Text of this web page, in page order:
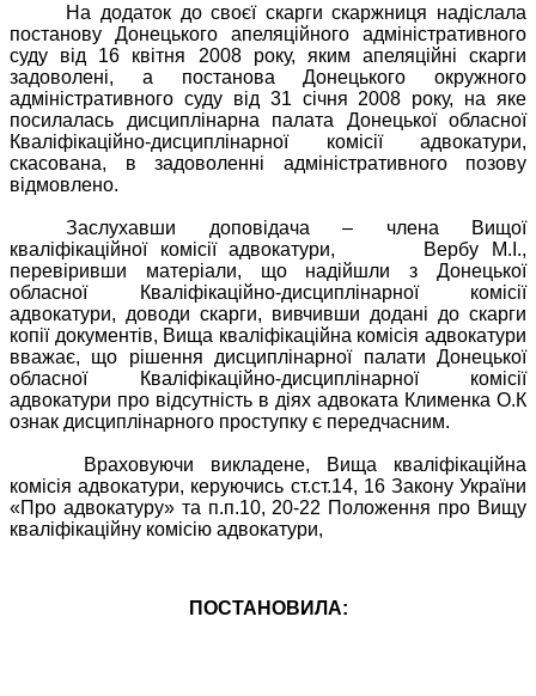
На додаток до своєї скарги скаржниця надіслала
постанову Донецького апеляційного адміністративного
суду від 16 квітня 2008 року, яким апеляційні скарги
задоволені, а постанова Донецького окружного
адміністративного суду від 31 січня 2008 року, на яке
посилалась дисциплінарна палата Донецької обласної
Кваліфікаційно-дисциплінарної комісії адвокатури,
скасована, в задоволенні адміністративного позову
відмовлено.
Заслухавши доповідача – члена Вищої
кваліфікаційної комісії адвокатури,
Вербу М.І.,
перевіривши матеріали, що надійшли з Донецької
обласної Кваліфікаційно-дисциплінарної комісії
адвокатури, доводи скарги, вивчивши додані до скарги
копії документів, Вища кваліфікаційна комісія адвокатури
вважає, що рішення дисциплінарної палати Донецької
обласної Кваліфікаційно-дисциплінарної комісії
адвокатури про відсутність в діях адвоката Клименка О.К
ознак дисциплінарного проступку є передчасним.
Враховуючи викладене, Вища кваліфікаційна
комісія адвокатури, керуючись ст.ст.14, 16 Закону України
«Про адвокатуру» та п.п.10, 20-22 Положення про Вищу
кваліфікаційну комісію адвокатури,
ПОСТАНОВИЛА: